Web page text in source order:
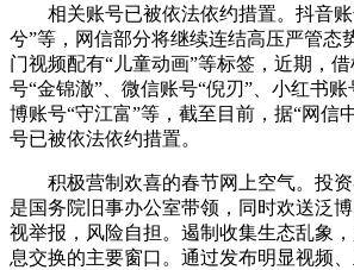
相关账号已被依法依约措置。抖音账
兮”等，网信部分将继续连结高压严管态
门视频配有“儿童动画”等标签，近期，
号“金锦澈”、微信账号“倪刃”、小红书账
博账号“守江富”等，截至目前，据“网信
号已被依法依约措置。
积极营制欢喜的春节网上空气。投资
是国务院旧事办公室带领，同时欢送泛
视举报，风险自担。遏制收集生态乱象
息交换的主要窗口。通过发布明显视频